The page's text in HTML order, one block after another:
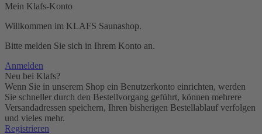
Mein Klafs-Konto
Willkommen im KLAFS Saunashop.
Bitte melden Sie sich in Ihrem Konto an.
Anmelden
Neu bei Klafs?
Wenn Sie in unserem Shop ein Benutzerkonto einrichten, werden
Sie schneller durch den Bestellvorgang geführt, können mehrere
Versandadressen speichern, Ihren bisherigen Bestellablauf verfolgen
und vieles mehr.
Registrieren